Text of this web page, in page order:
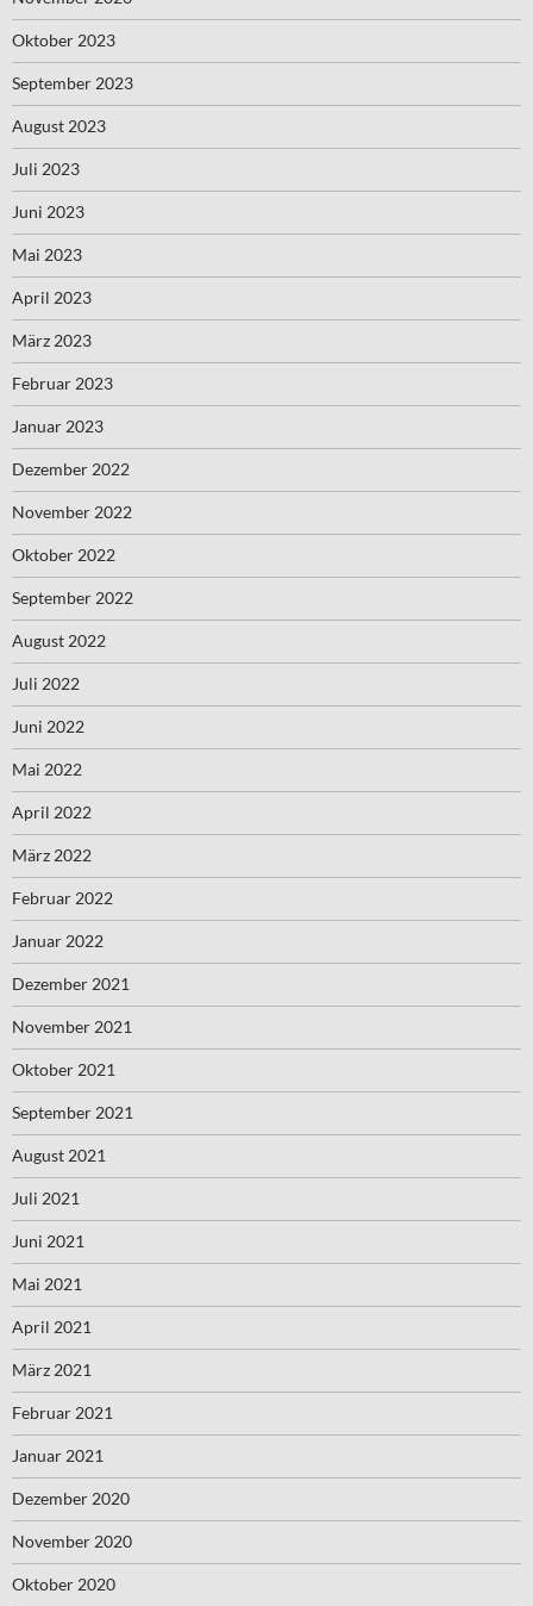
Oktober 2023
September 2023
August 2023
Juli 2023
Juni 2023
Mai 2023
April 2023
März 2023
Februar 2023
Januar 2023
Dezember 2022
November 2022
Oktober 2022
September 2022
August 2022
Juli 2022
Juni 2022
Mai 2022
April 2022
März 2022
Februar 2022
Januar 2022
Dezember 2021
November 2021
Oktober 2021
September 2021
August 2021
Juli 2021
Juni 2021
Mai 2021
April 2021
März 2021
Februar 2021
Januar 2021
Dezember 2020
November 2020
Oktober 2020